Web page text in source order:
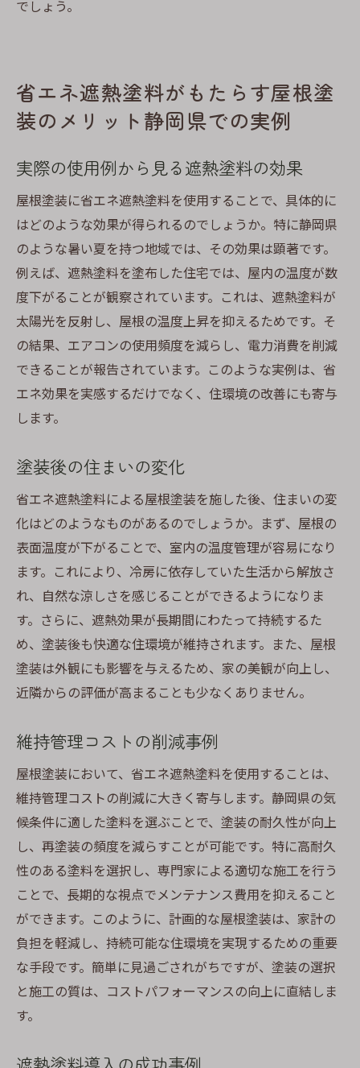
でしょう。
省エネ遮熱塗料がもたらす屋根塗
装のメリット静岡県での実例
実際の使用例から見る遮熱塗料の効果
屋根塗装に省エネ遮熱塗料を使用することで、具体的に
はどのような効果が得られるのでしょうか。特に静岡県
のような暑い夏を持つ地域では、その効果は顕著です。
例えば、遮熱塗料を塗布した住宅では、屋内の温度が数
度下がることが観察されています。これは、遮熱塗料が
太陽光を反射し、屋根の温度上昇を抑えるためです。そ
の結果、エアコンの使用頻度を減らし、電力消費を削減
できることが報告されています。このような実例は、省
エネ効果を実感するだけでなく、住環境の改善にも寄与
します。
塗装後の住まいの変化
省エネ遮熱塗料による屋根塗装を施した後、住まいの変
化はどのようなものがあるのでしょうか。まず、屋根の
表面温度が下がることで、室内の温度管理が容易になり
ます。これにより、冷房に依存していた生活から解放さ
れ、自然な涼しさを感じることができるようになりま
す。さらに、遮熱効果が長期間にわたって持続するた
め、塗装後も快適な住環境が維持されます。また、屋根
塗装は外観にも影響を与えるため、家の美観が向上し、
近隣からの評価が高まることも少なくありません。
維持管理コストの削減事例
屋根塗装において、省エネ遮熱塗料を使用することは、
維持管理コストの削減に大きく寄与します。静岡県の気
候条件に適した塗料を選ぶことで、塗装の耐久性が向上
し、再塗装の頻度を減らすことが可能です。特に高耐久
性のある塗料を選択し、専門家による適切な施工を行う
ことで、長期的な視点でメンテナンス費用を抑えること
ができます。このように、計画的な屋根塗装は、家計の
負担を軽減し、持続可能な住環境を実現するための重要
な手段です。簡単に見過ごされがちですが、塗装の選択
と施工の質は、コストパフォーマンスの向上に直結しま
す。